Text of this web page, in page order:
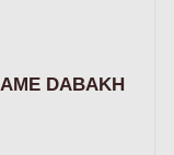
DABAKH